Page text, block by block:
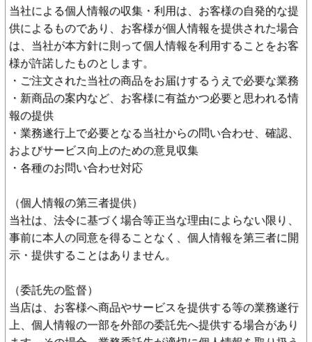
当社による個人情報の収集・利用は、お客様の自発的な提
供によるものであり、お客様が個人情報を提供された場合
は、当社が本方針に則って個人情報を利用することをお客
様が許諾したものとします。
・ご注文された当社の商品をお届けするうえで必要な業務
・新商品の案内など、お客様に有益かつ必要と思われる情
報の提供
・業務遂行上で必要となる当社からの問い合わせ、確認、
およびサービス向上のための意見収集
・各種のお問い合わせ対応
（個人情報の第三者提供）
当社は、法令に基づく場合等正当な理由によらない限り、
事前に本人の同意を得ることなく、個人情報を第三者に開
示・提供することはありません。
（委託先の監督）
当店は、お客様へ商品やサービスを提供する等の業務遂行
上、個人情報の一部を外部の委託先へ提供する場合があり